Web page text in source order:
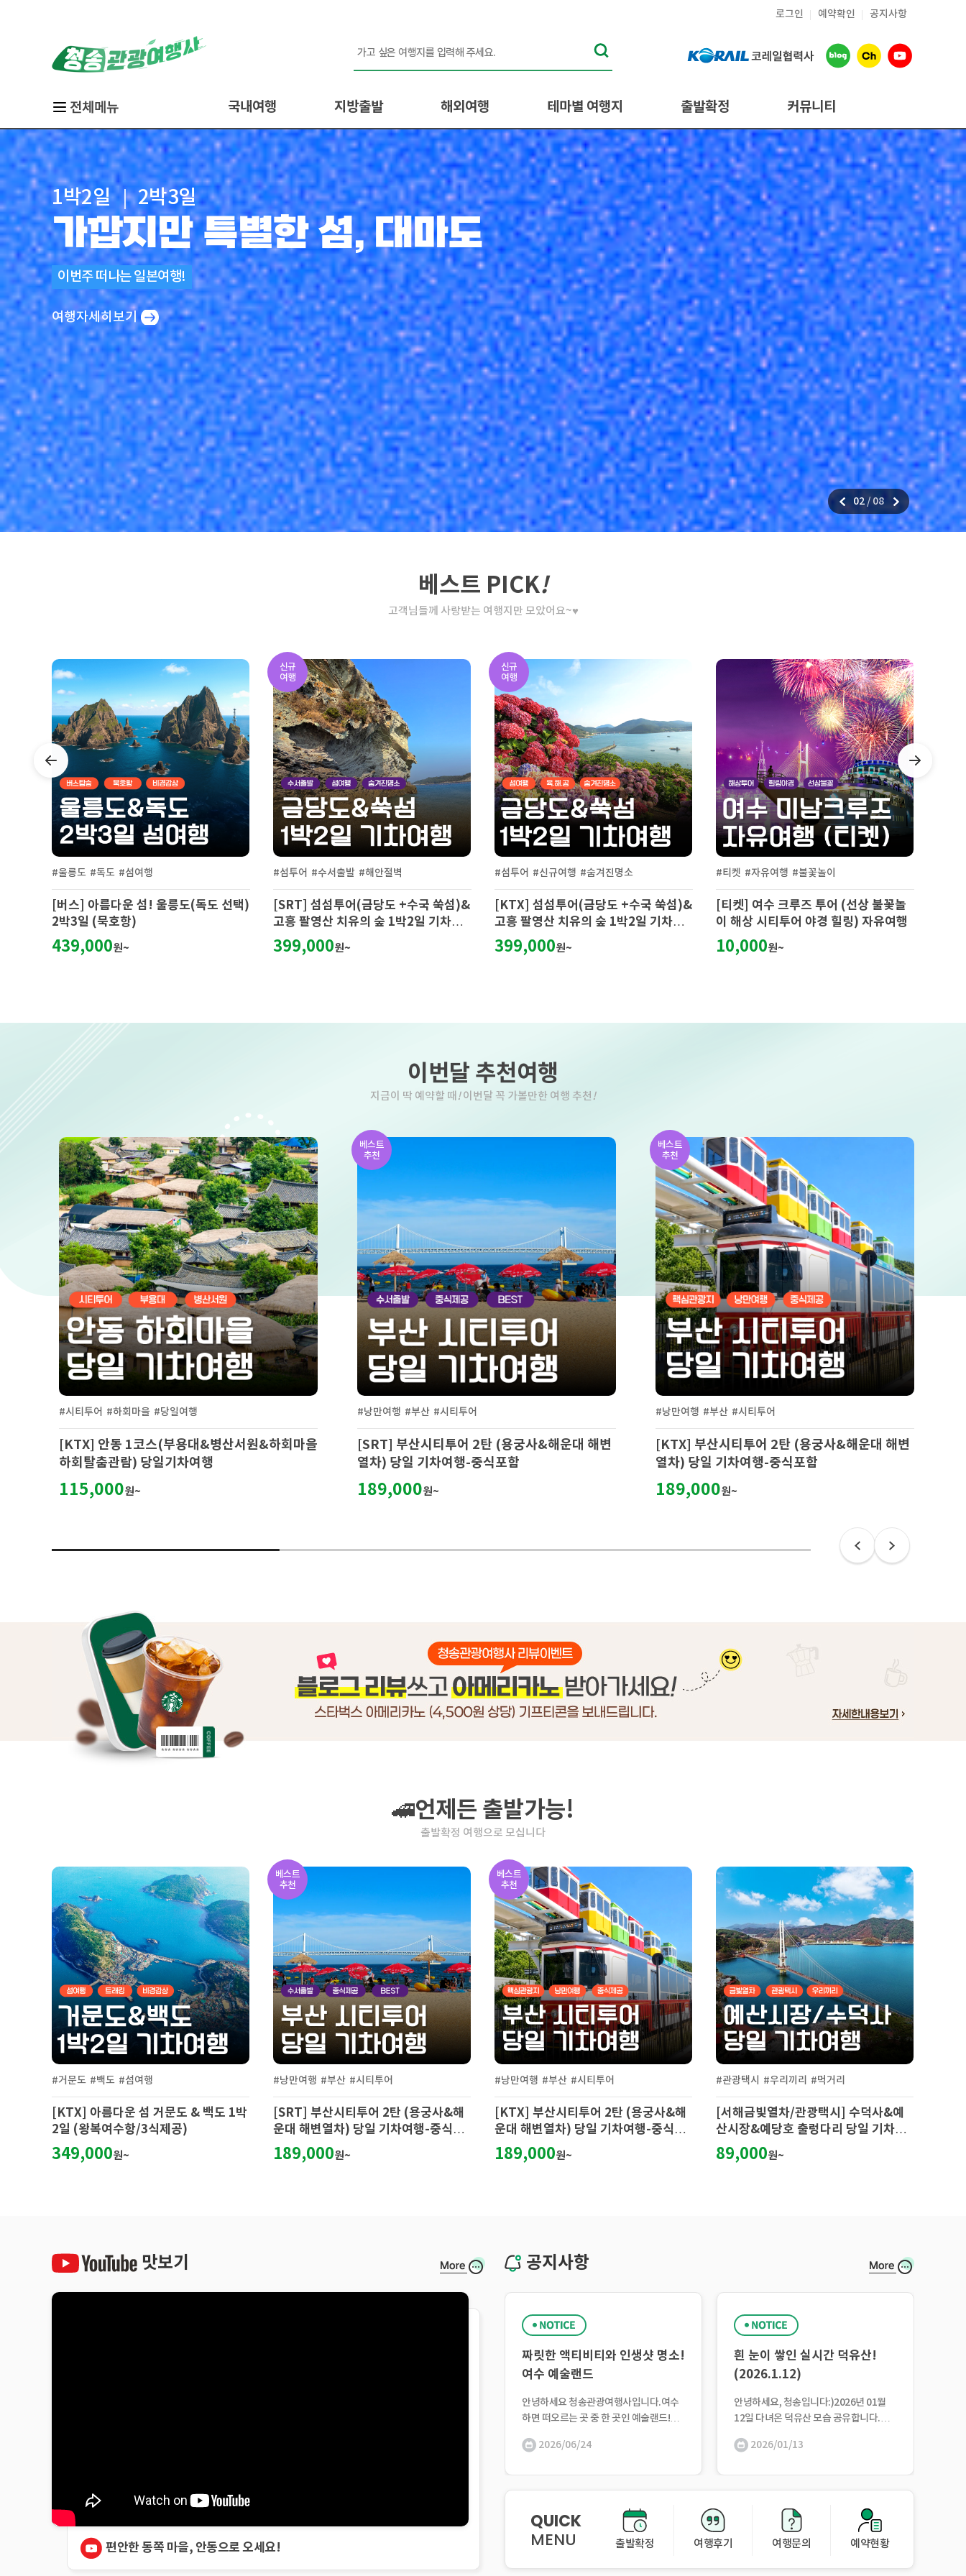
로그인 예약확인 공지사항
국내여행
당일
1박2일
2박3일
홍도&흑산도
백령도&대청도
울릉도&독도
제주도
대마도
지방출발
경상/부산/마산 승하차
수서/동탄 승하차
영등포/수원 승하차
부산/동대구/울산 승하차
해외여행
일본
중국
동남아
유럽/미주
테마별 여행지
BEST 추천!
계절여행
혼자라도 OK!
아이와 함께
부모님과 함께
사랑이 넘치는 낭만여행지
출발확정 커뮤니티
공지사항
여행후기
온라인상담
출발장소안내
02 / 08
KTX & SRT 통합
더욱 더 다양한 곳에서 떠나요!
수서/동탄/평택지제 승하차
여행자세히보기
1박2일 ｜ 2박3일
가깝지만 특별한 섬, 대마도
이번주 떠나는 일본여행!
여행자세히보기
올 가을, 가장 아름다운 순간을 만나보세요.
2026 가을 나들이
내장산 · 백양사 · 내소사 · 대둔산
여행자세히보기
새롭게 선보이는 고흥 1박2일 여행!
금당도&쑥섬&팔영산 치유의 숲
맛있는 남도 음식으로 모셔요♬
여행자세히보기
밤에 만나는 천년고도의 도시!
경주 야경투어&부산 1박2일 여행
첨성대/동궁과월지/월정교
여행자세히보기
해상투어/힐링야경/낭만불꽃
[티켓] 여수에서 즐기는 선상불꽃투어
국내 최대 규모 초호화 미남크루즈!
여행자세히보기
#게장백반 #대나무통밥 #돼지갈비
진수성찬 식도락 여행!
전라남도의 손맛 가득~ 알찬 식사 제공!
여행자세히보기
시드니/괌/동유럽
설렘 가득, 내게 맞춘 해외여행
취향따라 원하는 여행으로!
여행자세히보기
베스트 PICK!
고객님들께 사랑받는 여행지만 모았어요~♥
Previous
신규
여행
#섬투어 #수서출발 #해안절벽
[SRT] 섬섬투어(금당도 +수국 쑥섬)&
고흥 팔영산 치유의 숲 1박2일 기차여
행-4식
399,000원~
신규
여행
#섬투어 #신규여행 #숨겨진명소
[KTX] 섬섬투어(금당도 +수국 쑥섬)&
고흥 팔영산 치유의 숲 1박2일 기차여
행-4식
399,000원~
#티켓 #자유여행 #불꽃놀이
[티켓] 여수 크루즈 투어 (선상 불꽃놀
이 해상 시티투어 야경 힐링) 자유여행
10,000원~
#요트 #거제 #통영
[KTX] 거제 일주! (요트/매미성/외도/
해금강/정글돔) 1박2일(4식)-8명부터
529,000원~
Next
이번달 추천여행
지금이 딱 예약할 때 !이번달 꼭 가볼만한 여행 추천 !
#시티투어 #하회마을 #당일여행
[KTX] 안동 1코스(부용대&병산서원&하회마을
하회탈춤관람) 당일기차여행
115,000원~
베스트
추천
#낭만여행 #부산 #시티투어
[SRT] 부산시티투어 2탄 (용궁사&해운대 해변
열차) 당일 기차여행-중식포함
189,000원~
베스트
추천
#낭만여행 #부산 #시티투어
[KTX] 부산시티투어 2탄 (용궁사&해운대 해변
열차) 당일 기차여행-중식포함
189,000원~
🚄언제든 출발가능!
출발확정 여행으로 모십니다
#거문도 #백도 #섬여행
[KTX] 아름다운 섬 거문도 & 백도 1박
2일 (왕복여수항/3식제공)
349,000원~
베스트
추천
#낭만여행 #부산 #시티투어
[SRT] 부산시티투어 2탄 (용궁사&해
운대 해변열차) 당일 기차여행-중식포
함
189,000원~
베스트
추천
#낭만여행 #부산 #시티투어
[KTX] 부산시티투어 2탄 (용궁사&해
운대 해변열차) 당일 기차여행-중식포
함
189,000원~
#관광택시 #우리끼리 #먹거리
[서해금빛열차/관광택시] 수덕사&예
산시장&예당호 출렁다리 당일 기차여
행
89,000원~
맛보기
편안한 동쪽 마을, 안동으로 오세요!
공지사항
짜릿한 액티비티와 인생샷 명소!
여수 예술랜드
안녕하세요 청송관광여행사입니다.여수
하면 떠오르는 곳 중 한 곳인 예술랜드!오
릴게요! 여수시 돌산읍에 위치한 예술랜드
2026/06/24
흰 눈이 쌓인 실시간 덕유산!
(2026.1.12)
안녕하세요, 청송입니다:)2026년 01월
12일 다녀온 덕유산 모습 공유합니다.하
을 만날 수 있는 덕유산의 모습입니다. 눈
2026/01/13
QUICK
MENU
출발확정 여행후기 여행문의 예약현황